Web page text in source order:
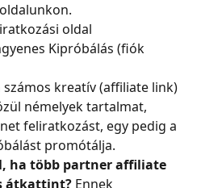
oldal
Kipróbálás (fiók
kreatív (affiliate link)
némelyek tartalmat,
feliratkozást, egy pedig a
promótálja.
ha több partner affiliate
átkattint? Ennek